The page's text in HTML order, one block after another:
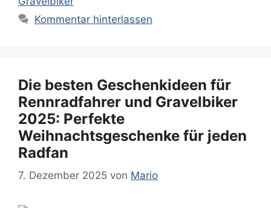
Kommentar hinterlassen
Die besten Geschenkideen für
Rennradfahrer und Gravelbiker
2025: Perfekte
Weihnachtsgeschenke für jeden
Radfan
7. Dezember 2025 von Mario